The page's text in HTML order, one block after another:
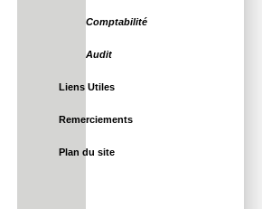
Comptabilité
Audit
Liens Utiles
Remerciements
Plan du site